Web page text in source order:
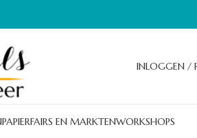
INLOGGEN /
PAPIERFAIRS EN MARKTENWORKSHOPS